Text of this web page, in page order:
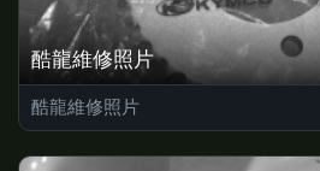
酷龍維修照片
酷龍維修照片